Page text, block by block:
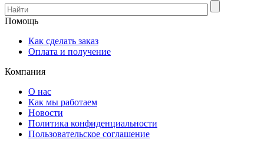
Помощь
Как сделать заказ
Оплата и получение
Компания
О нас
Как мы работаем
Новости
Политика конфиденциальности
Пользовательское соглашение